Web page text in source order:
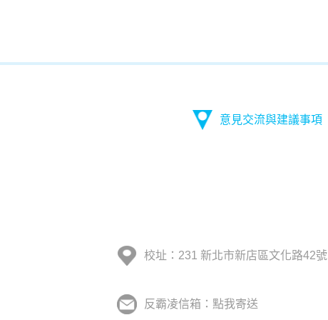
意見交流與建議事項
校址：231 新北市新店區文化路42號
反霸凌信箱：點我寄送